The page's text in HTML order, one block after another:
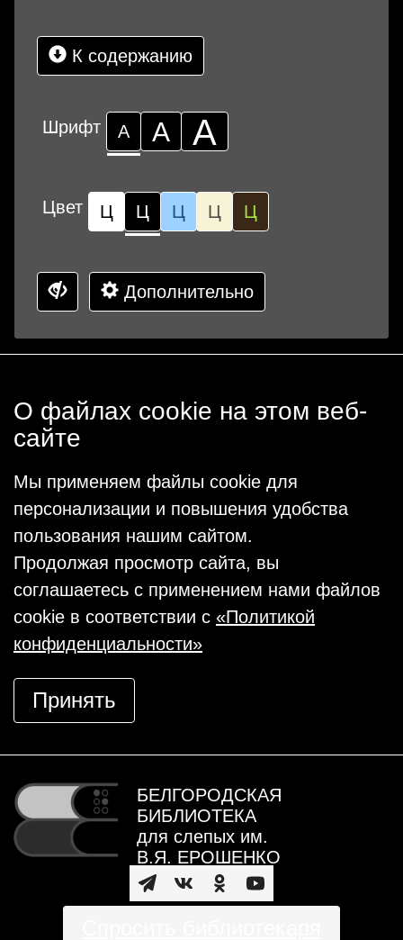
К содержанию
Шрифт А А А
Цвет Ц Ц Ц Ц Ц
Дополнительно
О файлах cookie на этом веб-
сайте
Мы применяем файлы cookie для
персонализации и повышения удобства
пользования нашим сайтом.
Продолжая просмотр сайта, вы
соглашаетесь с применением нами файлов
cookie в соответствии с «Политикой
конфиденциальности»
Принять
БЕЛГОРОДСКАЯ
БИБЛИОТЕКА
для слепых им.
В.Я. ЕРОШЕНКО